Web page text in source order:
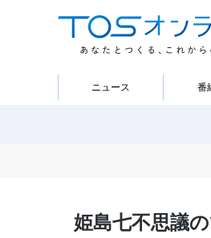
ニュース 番
姫島七不思議